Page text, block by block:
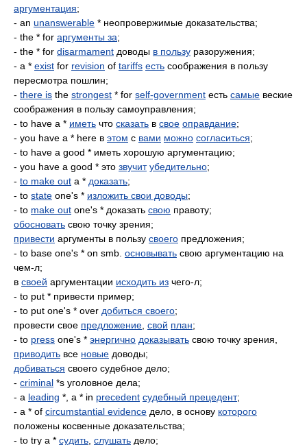
аргументация;
- an unanswerable * неопровержимые доказательства;
- the * for аргументы за;
- the * for disarmament доводы в пользу разоружения;
- a * exist for revision of tariffs есть соображения в пользу
пересмотра пошлин;
- there is the strongest * for self-government есть самые веские
соображения в пользу самоуправления;
- to have a * иметь что сказать в свое оправдание;
- you have a * here в этом с вами можно согласиться;
- to have a good * иметь хорошую аргументацию;
- you have a good * это звучит убедительно;
- to make out a * доказать;
- to state one's * изложить свои доводы;
- to make out one's * доказать свою правоту;
обосновать свою точку зрения;
привести аргументы в пользу своего предложения;
- to base one's * on smb. основывать свою аргументацию на
чем-л;
в своей аргументации исходить из чего-л;
- to put * привести пример;
- to put one's * over добиться своего;
провести свое предложение свой план;
- to press one's * энергично доказывать свою точку зрения,
приводить все новые доводы;
добиваться своего судебное дело;
- criminal *s уголовное дела;
- a leading *, a * in precedent судебный прецедент;
- a * of circumstantial evidence дело, в основу которого
положены косвенные доказательства;
- to try a * судить слушать дело;